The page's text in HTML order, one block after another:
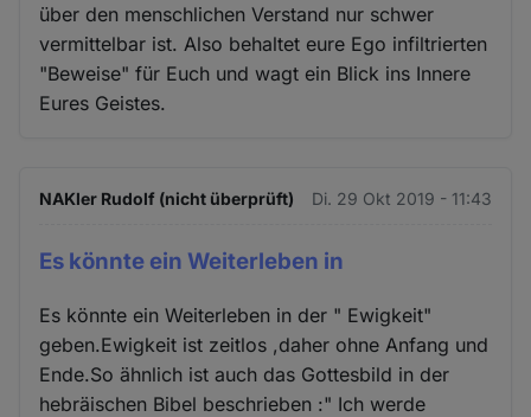
über den menschlichen Verstand nur schwer
vermittelbar ist. Also behaltet eure Ego infiltrierten
"Beweise" für Euch und wagt ein Blick ins Innere
Eures Geistes.
NAKler Rudolf (nicht überprüft) Di. 29 Okt 2019 - 11:43
Es könnte ein Weiterleben in
Es könnte ein Weiterleben in der " Ewigkeit"
geben.Ewigkeit ist zeitlos ,daher ohne Anfang und
Ende.So ähnlich ist auch das Gottesbild in der
hebräischen Bibel beschrieben :" Ich werde